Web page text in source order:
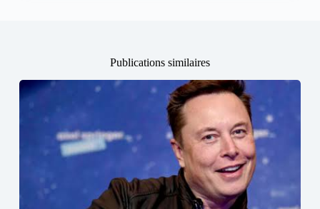
Publications similaires